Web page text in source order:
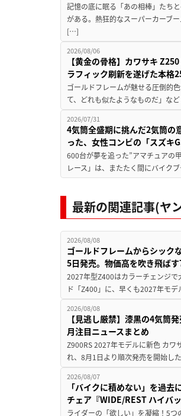
記憶の底に眠る「あの相棒」たち
がある。熱狂的なスーパーカーブ
[…]
2026/08/06
【黄金の骨格】カワサキ
ラフィック刷新を遂げた本格
ゴールドフレームが魅せる圧倒的
て、どれも似たようなものだ」な
2026/07/31
4気筒全盛期に挑んだ2気筒の
った、女性コンビの「スズキ
600台が夢を追った”アマチュアの
レース」は、またたく間にバイク
最新の関連記事(ヤ
2026/08/08
ゴールドフレームからシック
5日発売。物価高を吹き飛ば
2027年型Z400はカラーチェンジで
ド「Z400」に、早くも2027年モ
2026/08/08
【見逃し厳禁】漆黒の4気筒
月注目ニュースまとめ
Z900RS 2027年モデルに新色 カワ
れ、8月1日より順次発売を開始し
2026/08/07
「バイクに積めない」を過
チェア『WIDE/REST ハイバ
ライダーの「欲しい」を凝縮！5